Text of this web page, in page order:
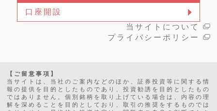
口座開設
当サイトについて
プライバシーポリシー
【ご留意事項】
当サイトは、当社のご案内などのほか、証券投資等に関する情
報の提供を目的としたものであり、投資勧誘を目的としたもの
ではありません。個別銘柄を取り上げている場合は、内容の理
解を深めることを目的としており、取引の推奨をするものでは